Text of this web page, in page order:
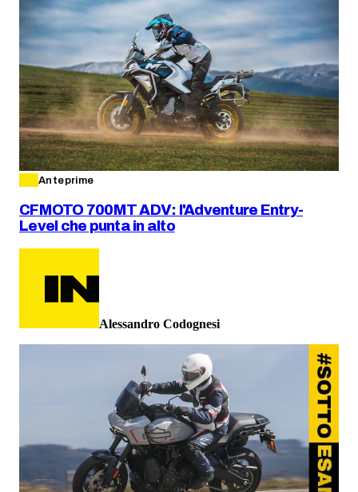
Anteprime
CFMOTO 700MT ADV: l'Adventure Entry-
Level che punta in alto
Alessandro Codognesi